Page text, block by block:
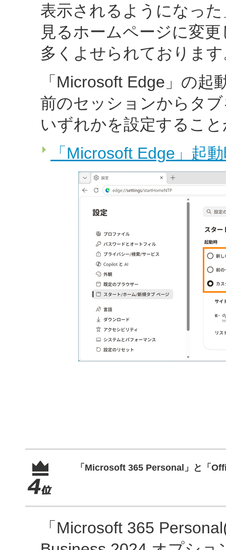
表示されるようになっ
見るホームページに変
多くよせられておりま
「Microsoft Edge」の
前のセッションからタ
いずれかを設定するこ
「Microsoft Edge」起
「Microsoft 365 Personal」と「
「Microsoft 365